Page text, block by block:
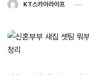
KT스카이라이프